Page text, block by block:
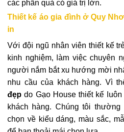
các phần quà có giá trị lớn.
Thiết kế áo gia đình ở Quy
in
Với đội ngũ nhân viên thiết kế
kinh nghiệm, làm việc chuyên
người nắm bắt xu hướng mời
nhu cầu của khách hàng. Vì
đẹp do Gạo House thiết kế
khách hàng. Chúng tôi
chọn về kiểu dáng, màu sắc,